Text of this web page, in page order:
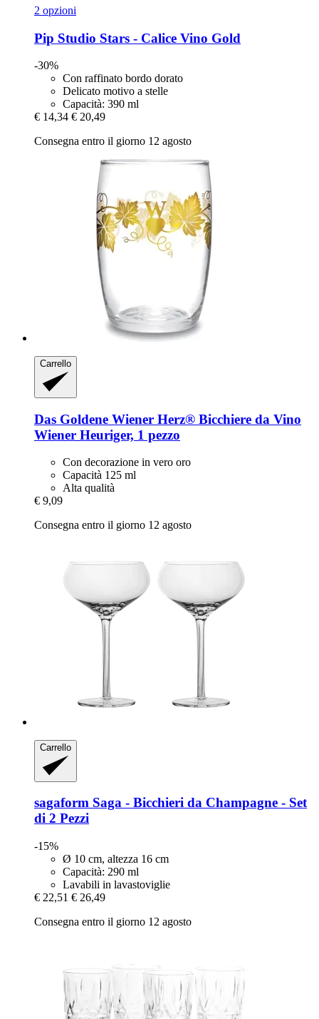
2 opzioni
Pip Studio Stars -​ Calice Vino Gold
-30%
Con raffinato bordo dorato
Delicato motivo a stelle
Capacità: 390 ml
€ 14,34 € 20,49
Consegna entro il giorno 12 agosto
Carrello
Das Goldene Wiener Herz® Bicchiere da Vino
Wiener Heuriger, 1 pezzo
Con decorazione in vero oro
Capacità 125 ml
Alta qualità
€ 9,09
Consegna entro il giorno 12 agosto
Carrello
sagaform Saga -​ Bicchieri da Champagne -​ Set
di 2 Pezzi
-15%
Ø 10 cm, altezza 16 cm
Capacità: 290 ml
Lavabili in lavastoviglie
€ 22,51 € 26,49
Consegna entro il giorno 12 agosto